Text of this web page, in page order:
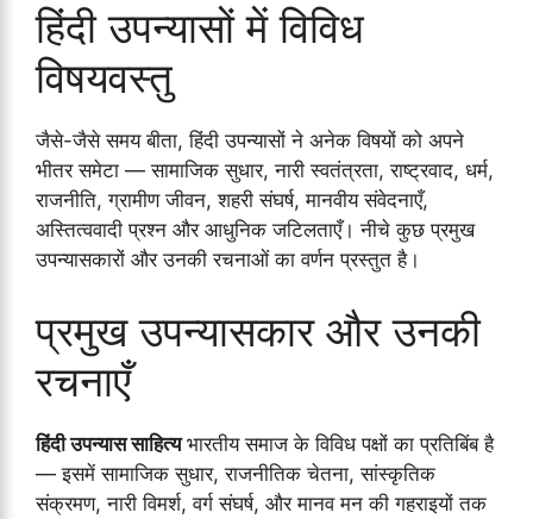
हिंदी उपन्यासों में विविध
विषयवस्तु
जैसे-जैसे समय बीता, हिंदी उपन्यासों ने अनेक विषयों को अपने
भीतर समेटा — सामाजिक सुधार, नारी स्वतंत्रता, राष्ट्रवाद, धर्म,
राजनीति, ग्रामीण जीवन, शहरी संघर्ष, मानवीय संवेदनाएँ,
अस्तित्ववादी प्रश्न और आधुनिक जटिलताएँ। नीचे कुछ प्रमुख
उपन्यासकारों और उनकी रचनाओं का वर्णन प्रस्तुत है।
प्रमुख उपन्यासकार और उनकी
रचनाएँ
हिंदी उपन्यास साहित्यभारतीय समाज के विविध पक्षों का प्रतिबिंब है
— इसमें सामाजिक सुधार, राजनीतिक चेतना, सांस्कृतिक
संक्रमण, नारी विमर्श, वर्ग संघर्ष, और मानव मन की गहराइयों तक